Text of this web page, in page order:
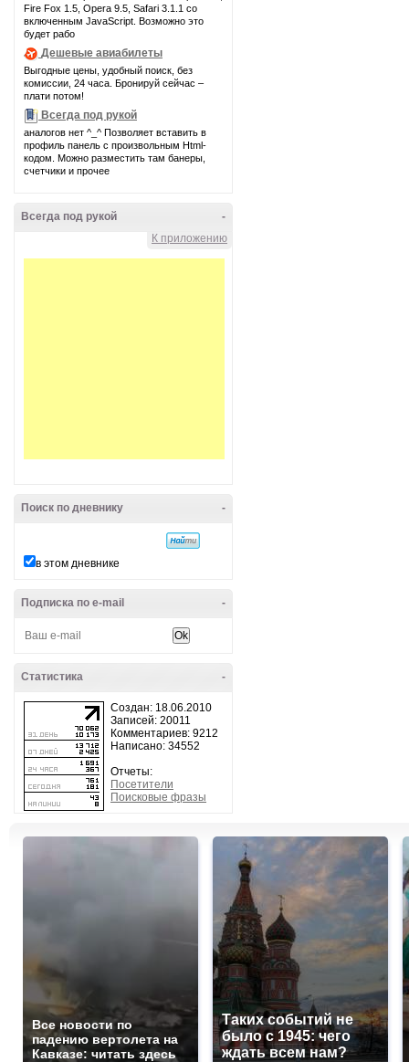
Fire Fox 1.5, Opera 9.5, Safari 3.1.1 со
включенным JavaScript. Возможно это
будет рабо
Дешевые авиабилеты
Выгодные цены, удобный поиск, без
комиссии, 24 часа. Бронируй сейчас –
плати потом!
Всегда под рукой
аналогов нет ^_^ Позволяет вставить в
профиль панель с произвольным Html-
кодом. Можно разместить там банеры,
счетчики и прочее
-
Всегда под рукой
К приложению
-
Поиск по дневнику
в этом дневнике
-
Подписка по e-mail
-
Статистика
Создан: 18.06.2010
Записей: 20011
Комментариев: 9212
Написано: 34552
Отчеты:
Посетители
Поисковые фразы
Все новости по
падению вертолета на
Кавказе: читать здесь
Таких событий не
было с 1945: чего
ждать всем нам?